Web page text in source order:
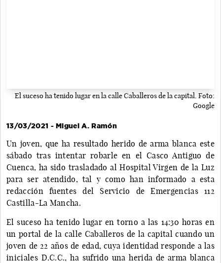
El suceso ha tenido lugar en la calle Caballeros de la capital. Foto:
Google
13/03/2021 - Miguel A. Ramón
Un joven, que ha resultado herido de arma blanca este
sábado tras intentar robarle en el Casco Antiguo de
Cuenca, ha sido trasladado al Hospital Virgen de la Luz
para ser atendido, tal y como han informado a esta
redacción fuentes del Servicio de Emergencias 112
Castilla-La Mancha.
El suceso ha tenido lugar en torno a las 14:30 horas en
un portal de la calle Caballeros de la capital cuando un
joven de 22 años de edad, cuya identidad responde a las
iniciales D.C.C., ha sufrido una herida de arma blanca